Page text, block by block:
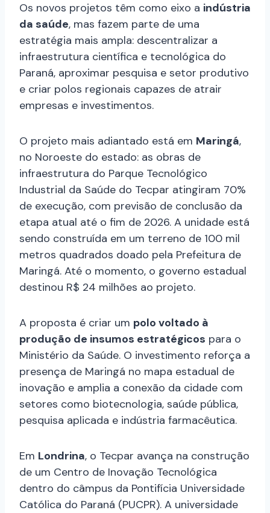
Os novos projetos têm como eixo a indústria
da saúde, mas fazem parte de uma
estratégia mais ampla: descentralizar a
infraestrutura científica e tecnológica do
Paraná, aproximar pesquisa e setor produtivo
e criar polos regionais capazes de atrair
empresas e investimentos.
O projeto mais adiantado está em Maringá,
no Noroeste do estado: as obras de
infraestrutura do Parque Tecnológico
Industrial da Saúde do Tecpar atingiram 70%
de execução, com previsão de conclusão da
etapa atual até o fim de 2026. A unidade está
sendo construída em um terreno de 100 mil
metros quadrados doado pela Prefeitura de
Maringá. Até o momento, o governo estadual
destinou R$ 24 milhões ao projeto.
A proposta é criar um polo voltado à
produção de insumos estratégicos para o
Ministério da Saúde. O investimento reforça a
presença de Maringá no mapa estadual de
inovação e amplia a conexão da cidade com
setores como biotecnologia, saúde pública,
pesquisa aplicada e indústria farmacêutica.
Em Londrina, o Tecpar avança na construção
de um Centro de Inovação Tecnológica
dentro do câmpus da Pontifícia Universidade
Católica do Paraná (PUCPR). A universidade